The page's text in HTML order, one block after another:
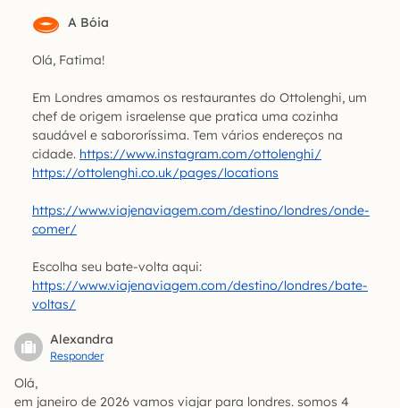
A Bóia
Olá, Fatima!
Em Londres amamos os restaurantes do Ottolenghi, um
chef de origem israelense que pratica uma cozinha
saudável e sabororíssima. Tem vários endereços na
cidade. https://www.instagram.com/ottolenghi/
https://ottolenghi.co.uk/pages/locations
https://www.viajenaviagem.com/destino/londres/onde-
comer/
Escolha seu bate-volta aqui:
https://www.viajenaviagem.com/destino/londres/bate-
voltas/
Alexandra
Responder
Olá,
em janeiro de 2026 vamos viajar para londres. somos 4